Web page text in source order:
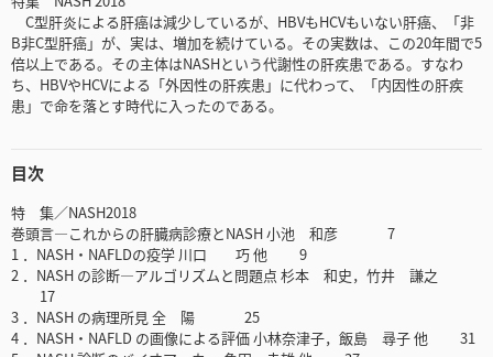
C型肝炎による肝癌は減少しているが、HBVもHCVもいない肝癌、「非
B非C型肝癌」が、実は、増加を続けている。その実数は、この20年間で5
倍以上である。その主体はNASHという代謝性の肝疾患である。すなわ
ち、HBVやHCVによる「外因性の肝疾患」に代わって、「内因性の肝疾
患」で命を落とす時代に入ったのである。
目次
特 集／NASH2018
巻頭言―これからの肝臓病診療とNASH 小池 和彦 7
1 ．NASH・NAFLDの疫学 川口 巧 他 9
2 ．NASH の診断―アルゴリズムと問題点 杉本 和史，竹井 謙之
17
3 ．NASH の病理所見 全 陽 25
4 ．NASH・NAFLD の画像による評価 小林奈津子，飯島 尋子 他 31